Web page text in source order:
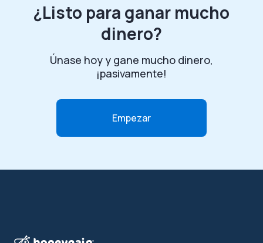
¿Listo para ganar mucho
dinero?
Únase hoy y gane mucho dinero,
¡pasivamente!
Empezar